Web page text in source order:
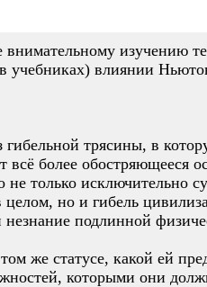
внимательному изучению
влиянии
трясины, в
всё более обостряющееся
только исключительно
но и гибель
подлинной
же статусе, какой ей
которыми они